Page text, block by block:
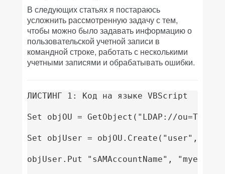
В следующих статьях я постараюсь
усложнить рассмотренную задачу с тем,
чтобы можно было задавать информацию о
пользовательской учетной записи в
командной строке, работать с несколькими
учетными записями и обрабатывать ошибки.